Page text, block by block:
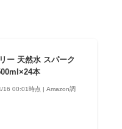
ー 天然水 スパーク
本
16 00:01時点 | Amazon調